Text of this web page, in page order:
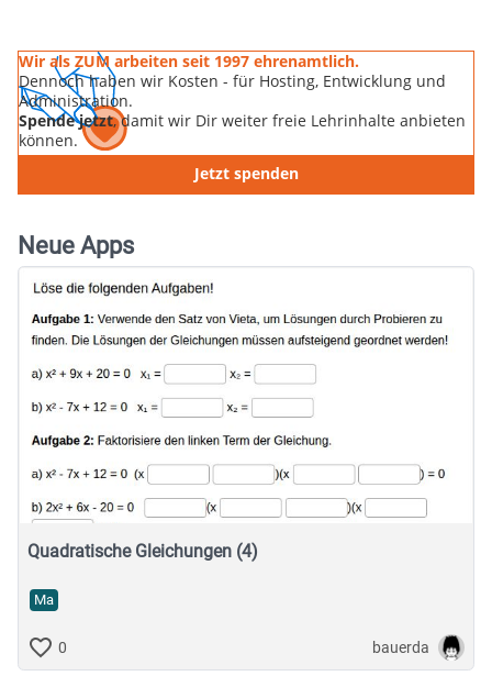
Wir als ZUM arbeiten seit 1997 ehrenamtlich.
Dennoch haben wir Kosten - für Hosting, Entwicklung und
Administration.
Spende jetzt, damit wir Dir weiter freie Lehrinhalte anbieten
können.
Jetzt spenden
Neue Apps
Quadratische Gleichungen (4)
Ma
0 bauerda